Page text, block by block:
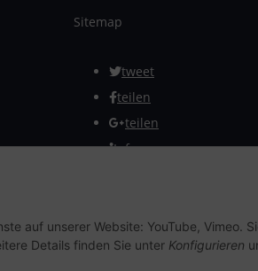
Sitemap
tweet
teilen
teilen
Info
Vertrag widerrufen
auf unserer Website: YouTube, Vimeo.
Details finden Sie unter Konfigurieren